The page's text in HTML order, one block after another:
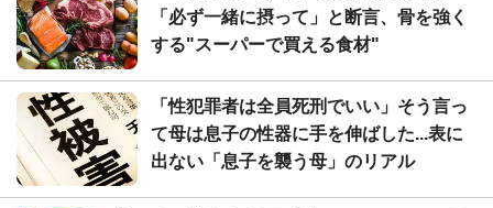
「必ず一緒に摂って」と断言、骨を強く
する"スーパーで買える食材"
「性犯罪者は全員死刑でいい」そう言っ
て母は息子の性器に手を伸ばした...表に
出ない「息子を襲う母」のリアル